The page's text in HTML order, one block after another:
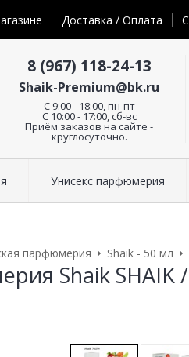
Доставка / Оплата
8 (967) 118-24-13
Shaik-Premium@bk.ru
C 9:00 - 18:00, пн-пт
С 10:00 - 17:00, сб-вс
Приём заказов на сайте -
круглосуточно.
Унисекс парфюмерия
парфюмерия Shaik - 50 мл
Shaik